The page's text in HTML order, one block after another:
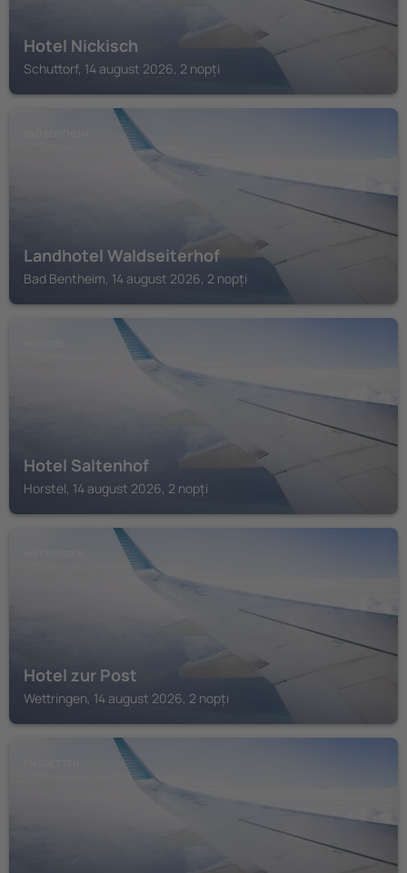
Hotel Nickisch
Schuttorf, 14 august 2026, 2 nopți
Landhotel Waldseiterhof
Bad Bentheim, 14 august 2026, 2 nopți
Hotel Saltenhof
Horstel, 14 august 2026, 2 nopți
Hotel zur Post
Wettringen, 14 august 2026, 2 nopți